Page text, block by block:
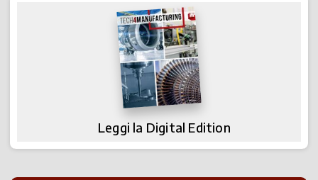
Leggi la Digital Edition